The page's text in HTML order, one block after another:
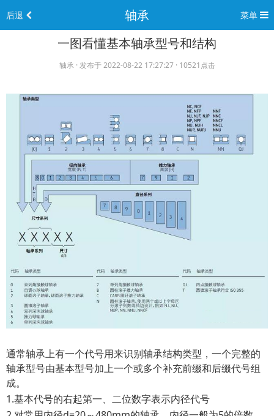
后退 轴承 菜单
一图看懂基本轴承型号和结构
轴承 · 发布于 2022-08-22 17:27:27 · 10521点击
通常轴承上有一个代号用来识别轴承结构类型，一个完整的
轴承型号由基本型号加上一个或多个补充前缀和后缀代号组
成。
1.基本代号的右起第一、二位数字表示内径代号